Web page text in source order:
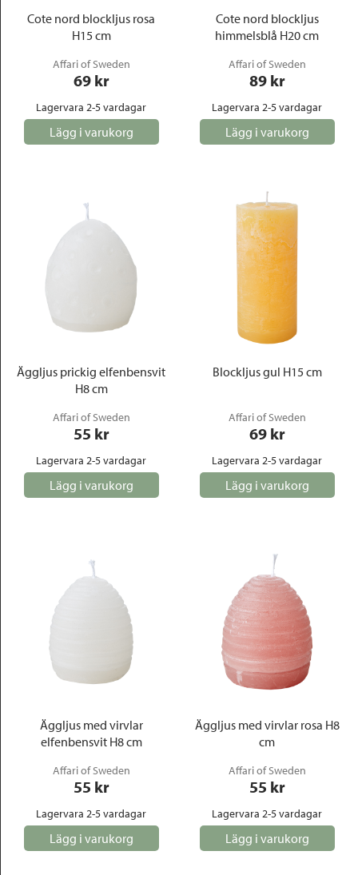
Cote nord blockljus rosa
H15 cm
Affari of Sweden
69 kr
Lagervara 2-5 vardagar
Lägg i varukorg
Cote nord blockljus
himmelsblå H20 cm
Affari of Sweden
89 kr
Lagervara 2-5 vardagar
Lägg i varukorg
Äggljus prickig elfenbensvit
H8 cm
Affari of Sweden
55 kr
Lagervara 2-5 vardagar
Lägg i varukorg
Blockljus gul H15 cm
Affari of Sweden
69 kr
Lagervara 2-5 vardagar
Lägg i varukorg
Äggljus med virvlar
elfenbensvit H8 cm
Affari of Sweden
55 kr
Lagervara 2-5 vardagar
Lägg i varukorg
Äggljus med virvlar rosa H8
cm
Affari of Sweden
55 kr
Lagervara 2-5 vardagar
Lägg i varukorg